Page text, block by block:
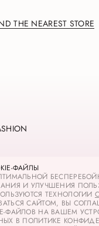
THE NEAREST STORE
USE
ФАЙЛЫ
И УЛУЧШЕНИЯ
ТЕХНОЛОГИИ
САЙТОМ, ВЫ
ФАЙЛОВ НА ВАШЕМ
В ПОЛИТИКЕ